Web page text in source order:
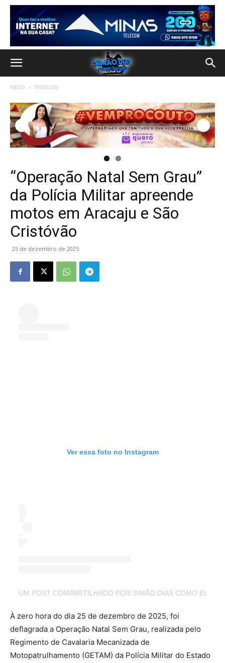
Início Notícias
“Operação Natal Sem Grau”
da Polícia Militar apreende
motos em Aracaju e São
Cristóvão
25 de dezembro de 2025
Ver essa foto no Instagram
UM POST COMPARTILHADO POR SIMÃO DIAS COMO EU
À zero hora do dia 25 de dezembro de 2025, foi
deflagrada a Operação Natal Sem Grau, realizada pelo
Regimento de Cavalaria Mecanizada de
Motopatrulhamento (GETAM) da Polícia Militar do Estado